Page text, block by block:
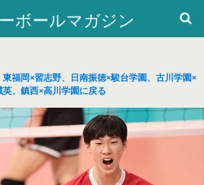
ボールマガジン
福岡×習志野、日南振徳×駿台学園、古川学園×
英、鎮西×高川学園に戻る